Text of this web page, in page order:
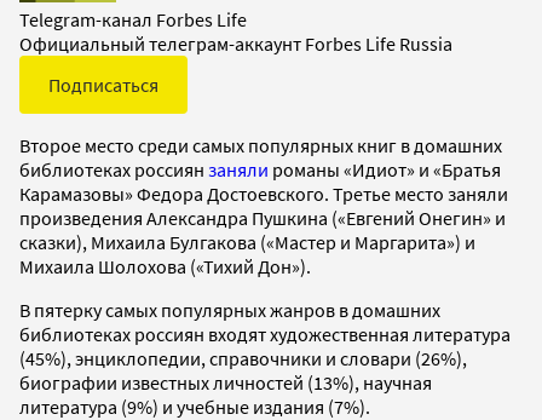
Telegram-канал Forbes Life
Официальный телеграм-аккаунт Forbes Life Russia
Подписаться
Второе место среди самых популярных книг в домашних
библиотеках россиян заняли романы «Идиот» и «Братья
Карамазовы» Федора Достоевского. Третье место заняли
произведения Александра Пушкина («Евгений Онегин» и
сказки), Михаила Булгакова («Мастер и Маргарита») и
Михаила Шолохова («Тихий Дон»).
В пятерку самых популярных жанров в домашних
библиотеках россиян входят художественная литература
(45%), энциклопедии, справочники и словари (26%),
биографии известных личностей (13%), научная
литература (9%) и учебные издания (7%).